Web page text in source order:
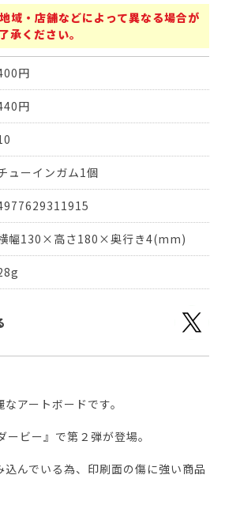
域・店舗などによって異なる場合が
承ください。
円
円
ューインガム1個
幅130×高さ180×奥行き4(mm)
アートボードです。
ービー』で第２弾が登場。
んでいる為、印刷面の傷に強い商品